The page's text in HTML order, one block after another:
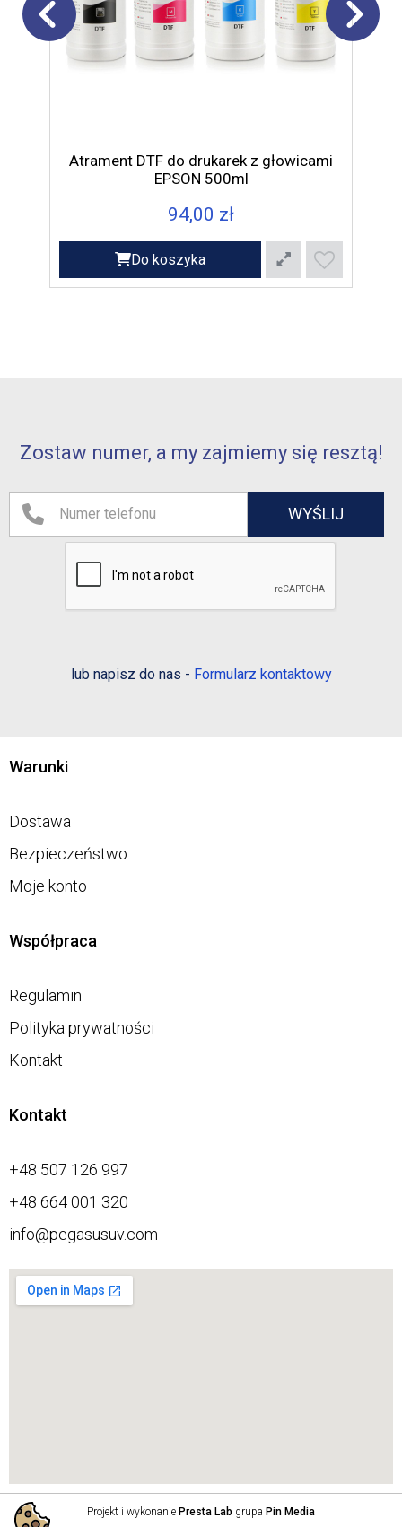
Atrament DTF do drukarek z głowicami
EPSON 500ml
94,00 zł
Do koszyka
Zostaw numer, a my zajmiemy się resztą!
lub napisz do nas - Formularz kontaktowy
Warunki
Dostawa
Bezpieczeństwo
Moje konto
Współpraca
Regulamin
Polityka prywatności
Kontakt
Kontakt
+48 507 126 997
+48 664 001 320
info@pegasusuv.com
Projekt i wykonanie Presta Lab grupa Pin Media